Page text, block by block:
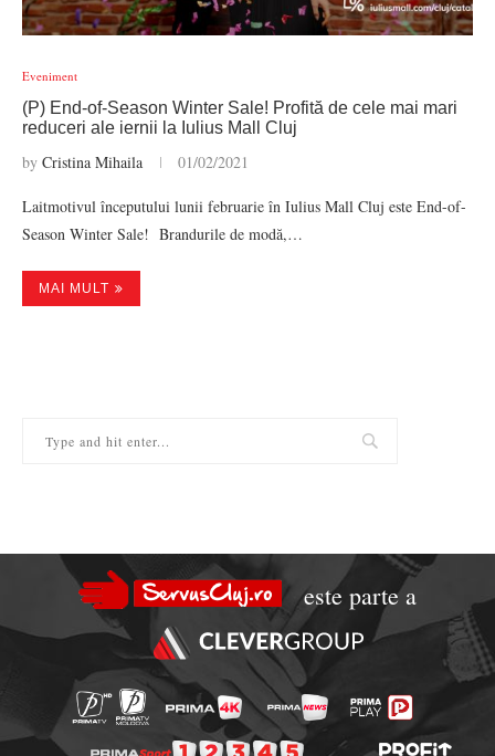
Eveniment
(P) End-of-Season Winter Sale! Profită de cele mai mari
reduceri ale iernii la Iulius Mall Cluj
by Cristina Mihaila 01/02/2021
Laitmotivul începutului lunii februarie în Iulius Mall Cluj este End-of-
Season Winter Sale! Brandurile de modă,…
MAI MULT
este parte a